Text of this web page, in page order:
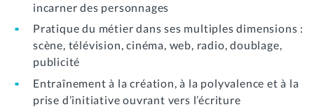
incarner des personnages
Pratique du métier dans ses multiples dimensions :
scène, télévision, cinéma, web, radio, doublage,
publicité
Entraînement à la création, à la polyvalence et à la
prise d’initiative ouvrant vers l’écriture